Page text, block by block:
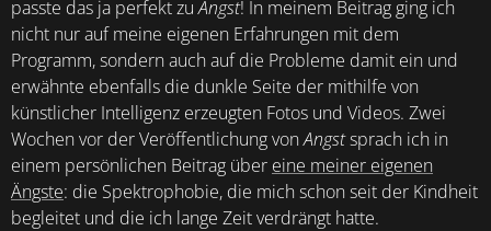
passte das ja perfekt zuAngst! In meinem Beitrag ging ich
nicht nur auf meine eigenen Erfahrungen mit dem
Programm, sondern auch auf die Probleme damit ein und
erwähnte ebenfalls die dunkle Seite der mithilfe von
künstlicher Intelligenz erzeugten Fotos und Videos. Zwei
Wochen vor der Veröffentlichung vonAngstsprach ich in
einem persönlichen Beitrag über eine meiner eigenen
Ängste: die Spektrophobie, die mich schon seit der Kindheit
begleitet und die ich lange Zeit verdrängt hatte.